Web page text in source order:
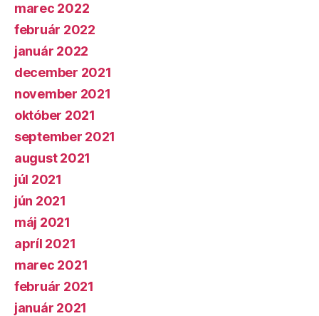
marec 2022
február 2022
január 2022
december 2021
november 2021
október 2021
september 2021
august 2021
júl 2021
jún 2021
máj 2021
apríl 2021
marec 2021
február 2021
január 2021